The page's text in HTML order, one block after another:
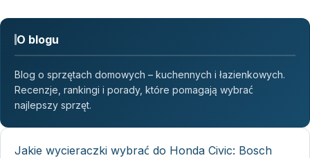
O blogu
Blog o sprzętach domowych – kuchennych i łazienkowych.
Recenzje, rankingi i porady, które pomagają wybrać
najlepszy sprzęt.
Jakie wycieraczki wybrać do Honda Civic: Bosch